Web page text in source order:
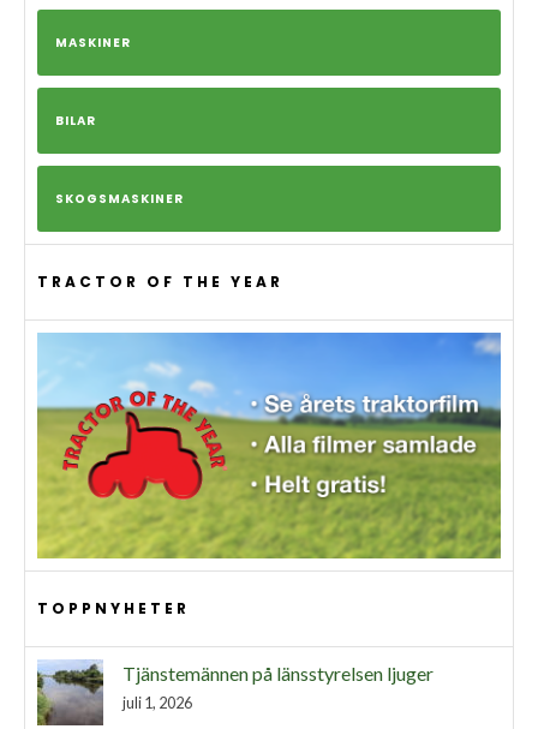
MASKINER
BILAR
SKOGSMASKINER
TRACTOR OF THE YEAR
TOPPNYHETER
Tjänstemännen på länsstyrelsen ljuger
juli 1, 2026